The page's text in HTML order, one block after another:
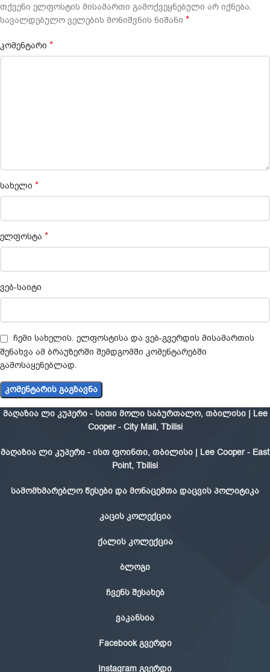
თქვენი ელფოსტის მისამართი გამოქვეყნებული არ იქნება.
სავალდებულო ველების მონიშვნის ნიშანი *
კომენტარი *
სახელი *
ელფოსტა *
ვებ-საიტი
ჩემი სახელის. ელფოსტისა და ვებ-გვერდის მისამართის
შენახვა ამ ბრაუზერში შემდგომში კომენტარებში
გამოსაყენებლად.
მაღაზია ლი კუპერი - სითი მოლი საბურთალო, თბილისი | Lee
Cooper - City Mall, Tbilisi
მაღაზია ლი კუპერი - ისთ ფოინთი, თბილისი | Lee Cooper - East
Point, Tbilisi
სამომხმარებლო წესები და მონაცემთა დაცვის პოლიტიკა
კაცის კოლექცია
ქალის კოლექცია
ბლოგი
ჩვენს შესახებ
ვაკანსია
Facebook გვერდი
Instagram გვერდი